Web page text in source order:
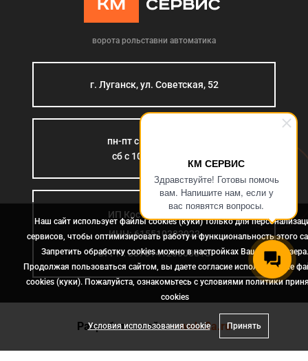
КМ СЕРВИС
Здравствуйте! Готовы помочь
вам. Напишите нам, если у
вас появятся вопросы.
ворота рольставни автоматика
г. Луганск, ул. Советская, 52
пн-пт с 9:00 до 18:00
сб с 10:00 до 15:00
ИП Костромина Л.Б.
ИНН: 615510383923
ОГРН: 307614126000015
Разработка сайта- web-2a.ru
Наш сайт использует файлы cookies (куки) только для
сервисов, чтобы оптимизировать работу и функциональность этого
Запретить обработку cookies можно в настройках Вашего браузера.
Продолжая пользоваться сайтом, вы даете согласие использование
cookies (куки). Пожалуйста, ознакомьтесь с условиями политики
сookies
Условия использования cookie Принять